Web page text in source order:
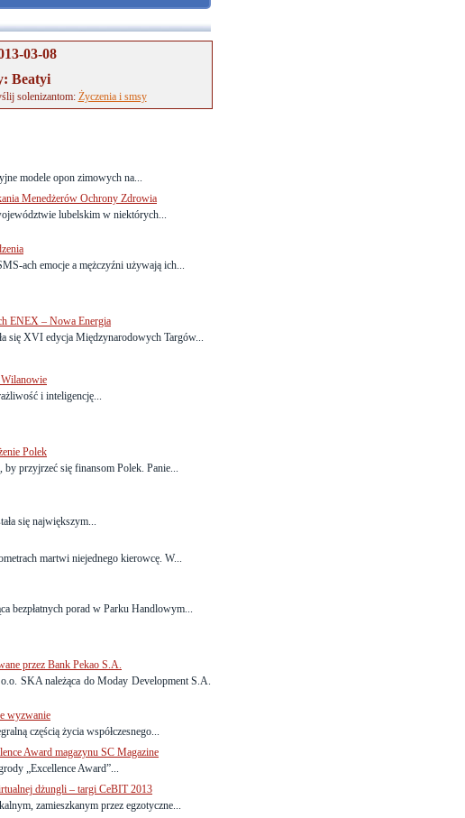
03-08
Beatyi
solenizantom: Życzenia i smsy
modele opon zimowych na...
Menedżerów Ochrony Zdrowia
lubelskim w niektórych...
ach emocje a mężczyźni używają ich...
ENEX – Nowa Energia
się XVI edycja Międzynarodowych Targów...
i inteligencję...
Polek
przyjrzeć się finansom Polek. Panie...
się największym...
martwi niejednego kierowcę. W...
bezpłatnych porad w Parku Handlowym...
przez Bank Pekao S.A.
SKA należąca do Moday Development S.A.
wyzwanie
częścią życia współczesnego...
Award magazynu SC Magazine
„Excellence Award”...
dżungli – targi CeBIT 2013
zamieszkanym przez egzotyczne...